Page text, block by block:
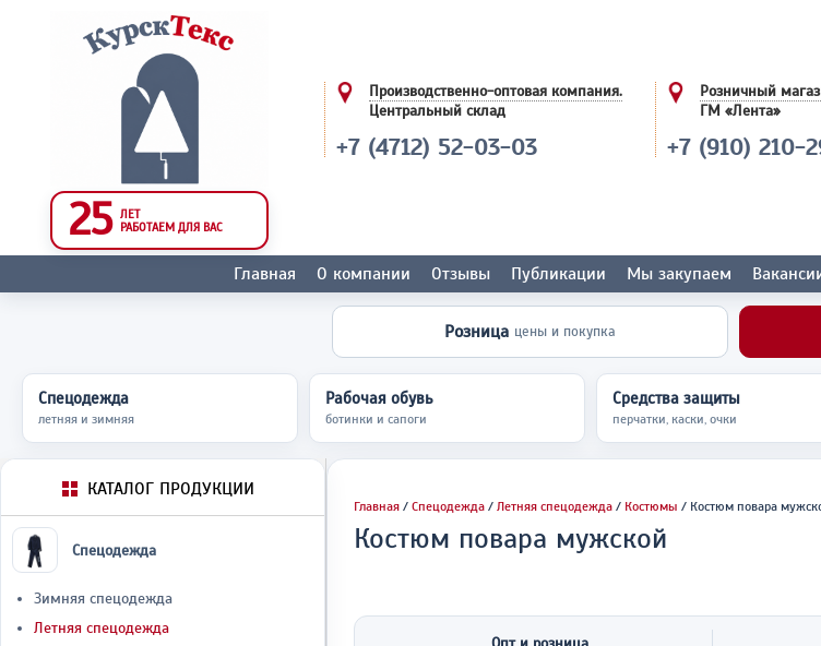
25 ЛЕТ
РАБОТАЕМ ДЛЯ ВАС
Производственно-оптовая компания.
Центральный склад
+7 (4712) 52-03-03
Розничный
ГМ «Лента»
+7 (910) 210-
Главная О компании Отзывы Публикации Мы закупаем
Розница цены и покупка
Спецодежда
летняя и зимняя
Рабочая обувь
ботинки и сапоги
Средства защиты
перчатки, каски, очки
КАТАЛОГ ПРОДУКЦИИ
Спецодежда
Зимняя спецодежда
Летняя спецодежда
Главная / Спецодежда / Летняя спецодежда / Костюмы / Костюм повара
Костюм повара мужской